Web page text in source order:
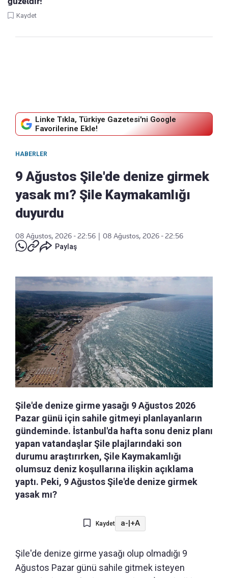
Kaydet
Linke Tıkla, Türkiye Gazetesi'ni Google
Favorilerine Ekle!
HABERLER
9 Ağustos Şile'de denize girmek
yasak mı? Şile Kaymakamlığı
duyurdu
08 Ağustos, 2026 - 22:56 | 08 Ağustos, 2026 - 22:56
Paylaş
Şile'de denize girme yasağı 9 Ağustos 2026
Pazar günü için sahile gitmeyi planlayanların
gündeminde. İstanbul'da hafta sonu deniz planı
yapan vatandaşlar Şile plajlarındaki son
durumu araştırırken, Şile Kaymakamlığı
olumsuz deniz koşullarına ilişkin açıklama
yaptı. Peki, 9 Ağustos Şile'de denize girmek
yasak mı?
Kaydet a-|+A
Şile'de denize girme yasağı olup olmadığı 9
Ağustos Pazar günü sahile gitmek isteyen